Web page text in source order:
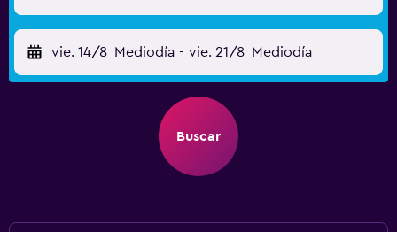
vie. 14/8 Mediodía - vie. 21/8 Mediodía
Buscar